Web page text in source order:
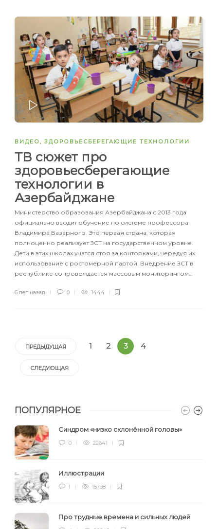
ЗАПУСТИТЬ
ВИДЕО, ЗДОРОВЬЕСБЕРЕГАЮЩИЕ ТЕХНОЛОГИИ
ТВ сюжет про
здоровьесберегающие
технологии в
Азербайджане
Министерство образования Азербайджана с 2013 года
официально вводит обучение по системе профессора
Владимира Базарного. Это первая страна, которая
полноценно реализует ЗСТ на государственном уровне.
Дети в этих школах учатся стоя за конторками, чередуя их
использование с ростомерной партой. Внедрение ЗСТ в
республике сопровождается массовым мониторингом…
6 лет назад 0 1444
ПРЕДЫДУЩАЯ 1 2 3 4
СЛЕДУЮЩАЯ
ПОПУЛЯРНОЕ
Синдром «низко склонённой головы»
0 22641
Иллюстрации
1 15798
Про трудные времена и сильных людей